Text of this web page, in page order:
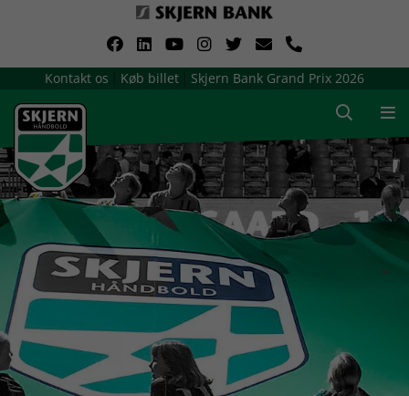
Kontakt os Køb billet Skjern Bank Grand Prix 2026
Om Skjern Håndbold
Ligatruppen
Sponsorer
Billetsalg / sæsonkort
Presse
Samarbejdsklubber